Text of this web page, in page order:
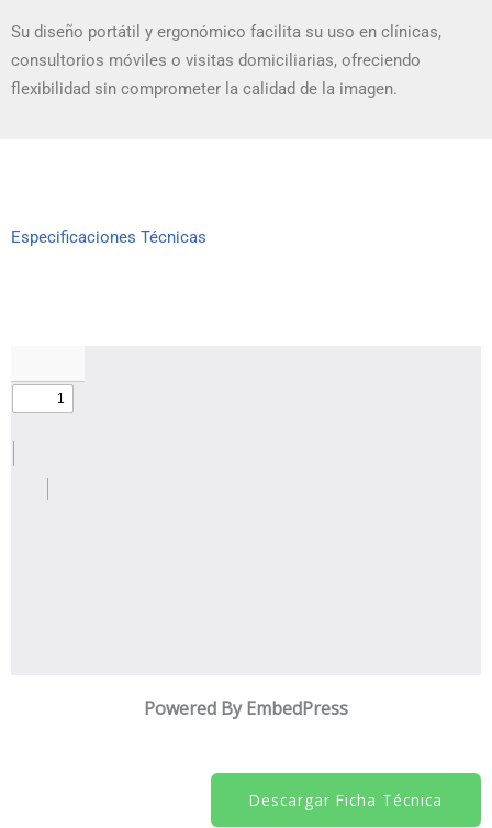
Su diseño portátil y ergonómico facilita su uso en clínicas,
consultorios móviles o visitas domiciliarias, ofreciendo
flexibilidad sin comprometer la calidad de la imagen.
Especificaciones Técnicas
Powered By EmbedPress
Descargar Ficha Técnica